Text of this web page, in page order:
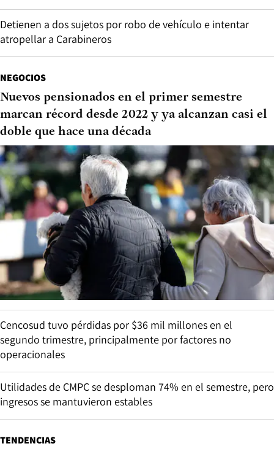
Detienen a dos sujetos por robo de vehículo e intentar
atropellar a Carabineros
NEGOCIOS
Nuevos pensionados en el primer semestre
marcan récord desde 2022 y ya alcanzan casi el
doble que hace una década
Cencosud tuvo pérdidas por $36 mil millones en el
segundo trimestre, principalmente por factores no
operacionales
Utilidades de CMPC se desploman 74% en el semestre, pero
ingresos se mantuvieron estables
TENDENCIAS